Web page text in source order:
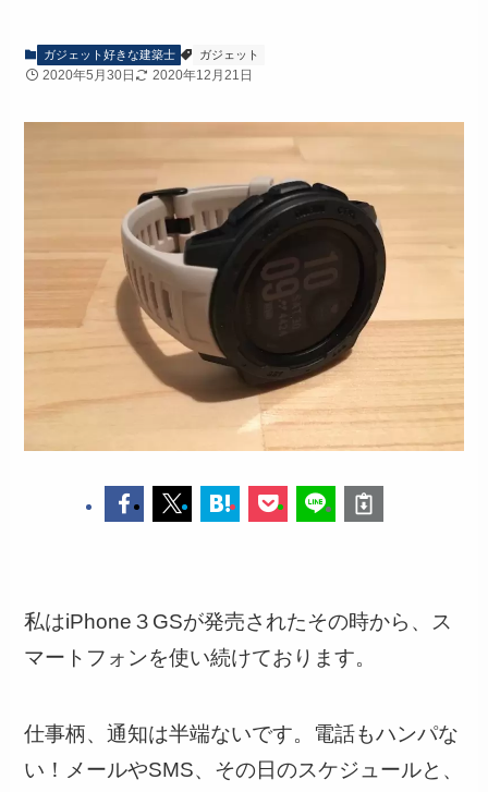
ガジェット好きな建築士 ガジェット
2020年5月30日 2020年12月21日
私はiPhone３GSが発売されたその時から、ス
マートフォンを使い続けております。
仕事柄、通知は半端ないです。電話もハンパな
い！メールやSMS、その日のスケジュールと、